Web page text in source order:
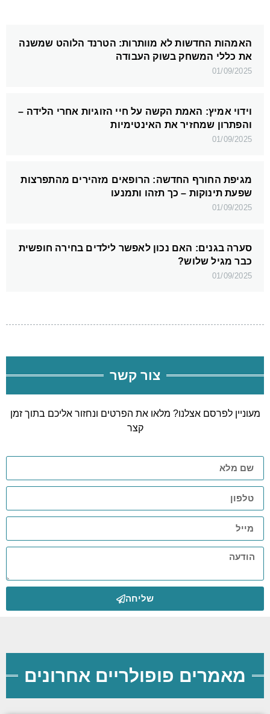
האמהות החדשות לא מוותרות: הטרנד הלוהט שמשנה
את כללי המשחק בשוק העבודה
01/09/2025
וידוי אמיץ: האמת הקשה על חיי הזוגיות אחרי הלידה –
והפתרון שמחזיר את האינטימיות
01/09/2025
מגיפת החורף החדשה: הרופאים מזהירים מהתפרצות
שפעת תינוקות – כך תזהו ותמנעו
01/09/2025
סערה בגנים: האם נכון לאפשר לילדים בחירה חופשית
כבר מגיל שלוש?
01/09/2025
צור קשר
מעוניין לפרסם אצלנו? מלאו את הפרטים ונחזור אליכם בתוך זמן
קצר
שליחה
מאמרים פופולריים אחרונים